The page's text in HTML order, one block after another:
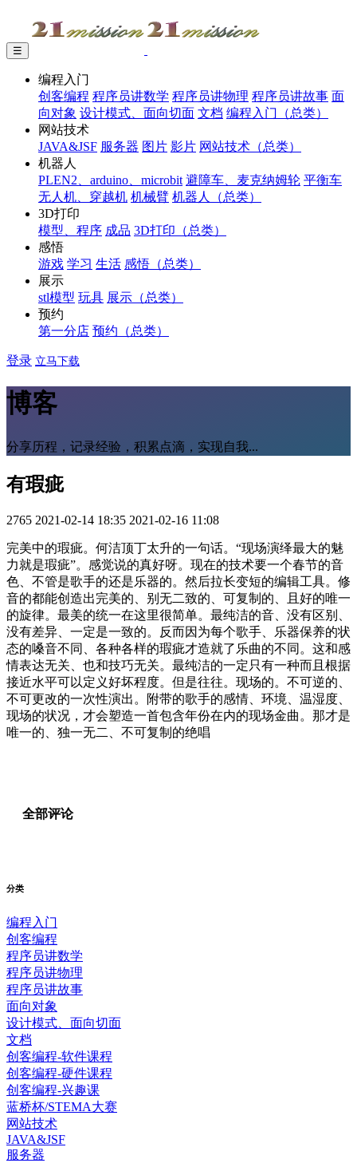
☰
编程入门
创客编程 程序员讲数学 程序员讲物理 程序员讲故事 面
向对象 设计模式、面向切面 文档 编程入门（总类）
网站技术
JAVA&JSF 服务器 图片 影片 网站技术（总类）
机器人
PLEN2、arduino、microbit 避障车、麦克纳姆轮 平衡车
无人机、穿越机 机械臂 机器人（总类）
3D打印
模型、程序 成品 3D打印（总类）
感悟
游戏 学习 生活 感悟（总类）
展示
stl模型 玩具 展示（总类）
预约
第一分店 预约（总类）
登录 立马下载
博客
分享历程，记录经验，积累点滴，实现自我...
有瑕疵
2765 2021-02-14 18:35 2021-02-16 11:08
完美中的瑕疵。何洁顶丁太升的一句话。“现场演绎最大的魅
力就是瑕疵”。感觉说的真好呀。现在的技术要一个春节的音
色、不管是歌手的还是乐器的。然后拉长变短的编辑工具。修
音的都能创造出完美的、别无二致的、可复制的、且好的唯一
的旋律。最美的统一在这里很简单。最纯洁的音、没有区别、
没有差异、一定是一致的。反而因为每个歌手、乐器保养的状
态的嗓音不同、各种各样的瑕疵才造就了乐曲的不同。这和感
情表达无关、也和技巧无关。最纯洁的一定只有一种而且根据
接近水平可以定义好坏程度。但是往往。现场的。不可逆的、
不可更改的一次性演出。附带的歌手的感情、环境、温湿度、
现场的状况，才会塑造一首包含年份在内的现场金曲。那才是
唯一的、独一无二、不可复制的绝唱
全部评论
分类
编程入门
创客编程
程序员讲数学
程序员讲物理
程序员讲故事
面向对象
设计模式、面向切面
文档
创客编程-软件课程
创客编程-硬件课程
创客编程-兴趣课
蓝桥杯/STEMA大赛
网站技术
JAVA&JSF
服务器